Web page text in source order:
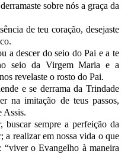
sobre nós a graça da
de teu coração, desejaste
do seio do Pai e a te
seio da Virgem Maria e a
revelaste o rosto do Pai.
se derrama da Trindade
na imitação de teus passos,
Assis.
sempre a perfeição da
a realizar em nossa vida o que
“viver o Evangelho à maneira